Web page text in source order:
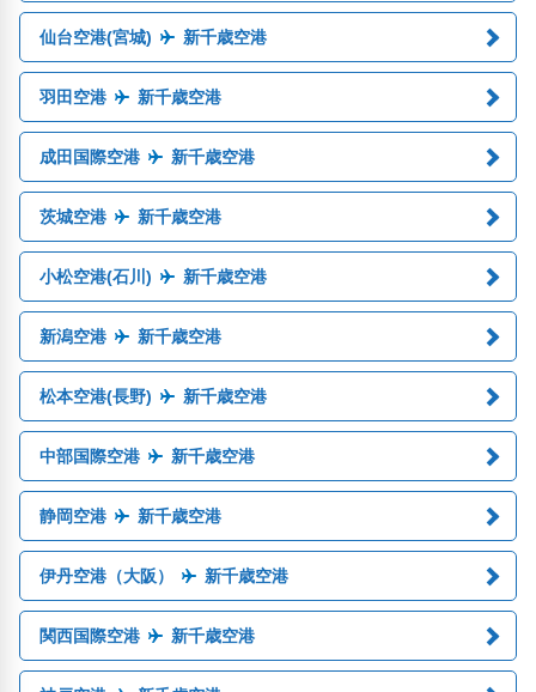
仙台空港(宮城) 新千歳空港
羽田空港 新千歳空港
成田国際空港 新千歳空港
茨城空港 新千歳空港
小松空港(石川) 新千歳空港
新潟空港 新千歳空港
松本空港(長野) 新千歳空港
中部国際空港 新千歳空港
静岡空港 新千歳空港
伊丹空港（大阪） 新千歳空港
関西国際空港 新千歳空港